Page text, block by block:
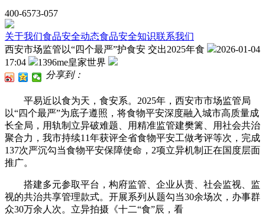
400-6573-057
关于我们食品安全动态食品安全知识联系我们
西安市场监管以“四个最严”护食安 交出2025年食
2026-01-04
17:04
1396me皇家世界
分享到：
平易近以食为天，食安系。2025年，西安市市场监管局
以“四个最严”为底子遵照，将食物平安深度融入城市高质量成
长全局，用轨制立异破难题、用精准监管建樊篱、用社会共治
聚合力，我市持续11年获评全省食物平安工做考评等次，完成
137次严沉勾当食物平安保障使命，2项立异机制正在国度层面
推广。
搭建多元参取平台，构府监管、企业从责、社会监视、监
视的共治共享管理款式。开展系列从题勾当30余场次，办事群
众30万余人次。立异拍摄《十二“食”辰，看